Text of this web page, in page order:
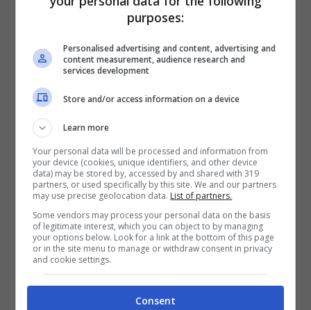
difficoltà economica e non solo, purché il
prima (e unica) abitazione. Escluse le case di
lusso e gli immobili destinati ad altro uso.
L’intento è quello di aiutare le persone in
oggettiva difficoltà ad evitare misure
drastiche e drammatiche per importi
modesti legati alle spese condominiali
energetiche.
purposes:
Personalised advertising and content, advertising and
content measurement, audience research and
services development
Store and/or access information on a device
Learn more
Your personal data will be processed and information from
your device (cookies, unique identifiers, and other device
data) may be stored by, accessed by and shared with 319
partners, or used specifically by this site. We and our partners
may use precise geolocation data. List of partners.
Some vendors may process your personal data on the basis
of legitimate interest, which you can object to by managing
your options below. Look for a link at the bottom of this page
or in the site menu to manage or withdraw consent in privacy
and cookie settings.
Consent